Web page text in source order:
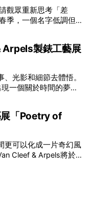
以共融藝術為核心，
優秀節目，更致力於在
更首度與本地兩大旗
品《遊延》及《弦上光
下多元藝術下的流動
」
度重新思索「差異」
部分。每人皆擁有
一齊創作、互相啟
月1日：
製錶工藝展
光影和細節去體悟。
一個關於時間的夢幻
貫低調精緻的製錶語
不只是腕上的個人物
在碼頭打開
的腕錶從來不是
的動人故事。 世家以
一枚腕錶都超越單純
結成可以反覆閱讀的畫
「Poetry of
更可以化成一片奇幻風
Cleef & Arpels將於1
詩意星象、迷人自然